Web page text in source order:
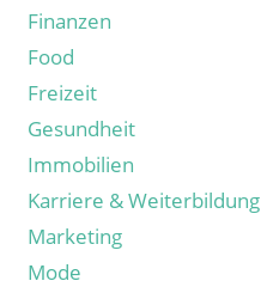
Finanzen
Food
Freizeit
Gesundheit
Immobilien
Karriere & Weiterbildung
Marketing
Mode